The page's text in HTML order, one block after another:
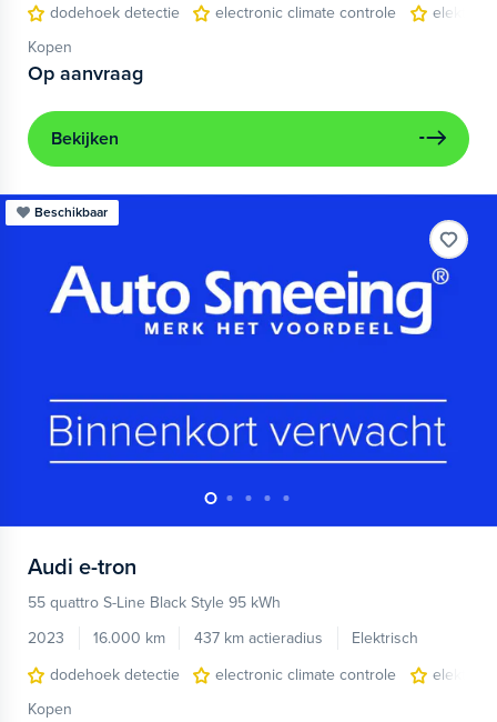
dodehoek detectie
electronic climate controle
Kopen
Op aanvraag
Bekijken
Beschikbaar
Audi e-tron
55 quattro S-Line Black Style 95 kWh
2023
16.000 km 437 km actieradius
Elektrisch
dodehoek detectie
electronic climate controle
Kopen